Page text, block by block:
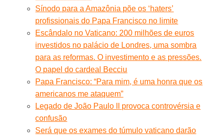
Sínodo para a Amazônia põe os ‘haters’
profissionais do Papa Francisco no limite
Escândalo no Vaticano: 200 milhões de euros
investidos no palácio de Londres, uma sombra
para as reformas. O investimento e as pressões.
O papel do cardeal Becciu
Papa Francisco: “Para mim, é uma honra que os
americanos me ataquem”
Legado de João Paulo II provoca controvérsia e
confusão
Será que os exames do túmulo vaticano darão